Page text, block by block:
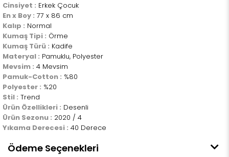
Cinsiyet : Erkek Çocuk
En x Boy : 77 x 86 cm
Kalıp : Normal
Kumaş Tipi : Örme
Kumaş Türü : Kadife
Materyal : Pamuklu, Polyester
Mevsim : 4 Mevsim
Pamuk-Cotton : %80
Polyester : %20
Stil : Trend
Ürün Özellikleri : Desenli
Ürün Sezonu : 2020 / 4
Yıkama Derecesi : 40 Derece
Ödeme Seçenekleri